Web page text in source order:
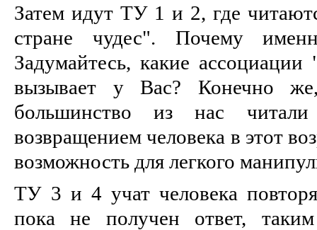
Затем идут ТУ 1 и 2, где
стране чудес". Почему
Задумайтесь, какие
вызывает у Вас? Конечно
большинство из нас
возвращением человека в этот
возможность для легкого
ТУ 3 и 4 учат человека
пока не получен ответ,